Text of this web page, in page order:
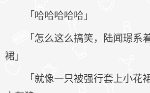
「哈哈哈哈哈」
「怎么这么搞笑，陆闻璟系
裙」
「就像一只被强行套上小花